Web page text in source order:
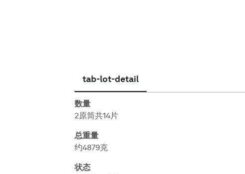
tab-lot-detail
数量
2原筒共14片
总重量
约4879克
状态